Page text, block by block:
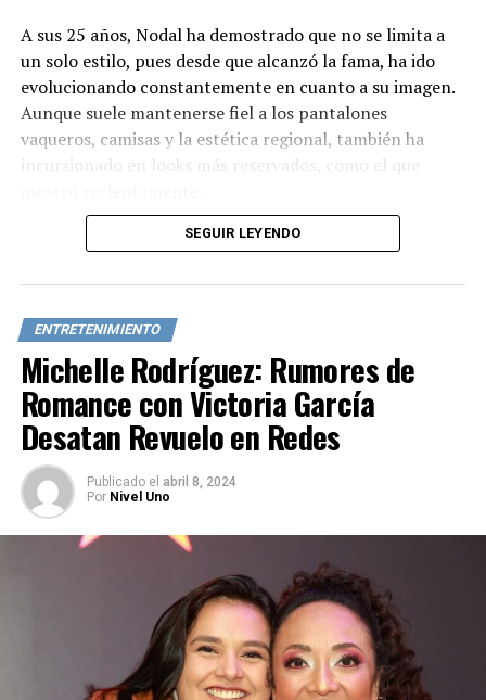
A sus 25 años, Nodal ha demostrado que no se limita a
un solo estilo, pues desde que alcanzó la fama, ha ido
evolucionando constantemente en cuanto a su imagen.
Aunque suele mantenerse fiel a los pantalones
vaqueros, camisas y la estética regional, también ha
incursionado en looks más reservados, como el que
Al parecer, este nuevo aspecto forma parte de la imagen
mostró más formal y reservado durante la grabación del
videoclip de la canción. Su cambio de estilo generó
elogios y piropos por parte de sus seguidoras, quienes
destacaron que luce más juvenil con este nuevo look.
“Si alguien te dice que yo me volví un cabrón… diles que
un cabrón y medio”, escribió Nodal junto a las
fotografías, aunque aún no ha revelado el nombre de su
p
SEGUIR LEYENDO
ENTRETENIMIENTO
Michelle Rodríguez: Rumores de
Romance con Victoria García
Desatan Revuelo en Redes
Publicado el abril 8, 2024
Por Nivel Uno